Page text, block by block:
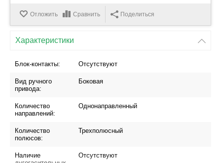
Отложить Сравнить Поделиться
Характеристики
Блок-контакты: Отсутствуют
Вид ручного
привода:
Боковая
Количество
направлений:
Однонаправленный
Количество
полюсов:
Трехполюсный
Наличие
Отсутствуют